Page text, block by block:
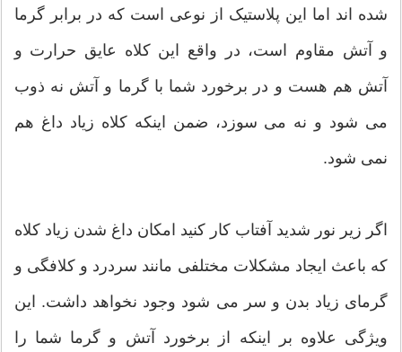
شده اند اما این پلاستیک از نوعی است که در برابر گرما
و آتش مقاوم است، در واقع این کلاه عایق حرارت و
آتش هم هست و در برخورد شما با گرما و آتش نه ذوب
می شود و نه می سوزد، ضمن اینکه کلاه زیاد داغ هم
نمی شود.
اگر زیر نور شدید آفتاب کار کنید امکان داغ شدن زیاد کلاه
که باعث ایجاد مشکلات مختلفی مانند سردرد و کلافگی و
گرمای زیاد بدن و سر می شود وجود نخواهد داشت. این
ویژگی علاوه بر اینکه از برخورد آتش و گرما شما را